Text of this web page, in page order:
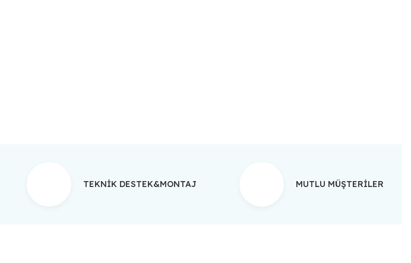
TEKNİK DESTEK&MONTAJ MUTLU MÜŞTERİLER